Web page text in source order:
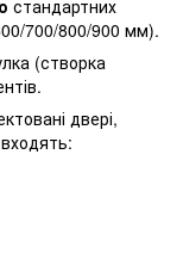
стандартних
700/800/900 мм).
(створка
двері,